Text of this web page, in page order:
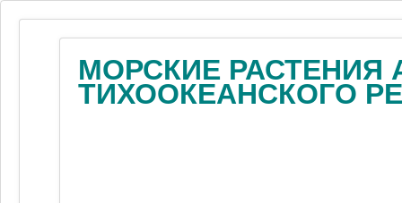
МОРСКИЕ РАСТЕНИЯ
ТИХООКЕАНСКОГО